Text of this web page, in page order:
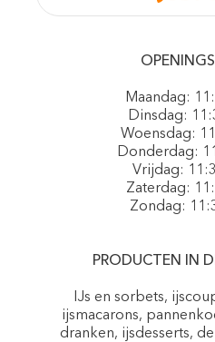
Maandag:
Dinsdag:
Woensdag:
Donderdag:
Vrijdag:
Zaterdag:
Zondag:
PRODUCTEN IN
IJs en sorbets,
ijsmacarons,
dranken, ijsdesserts,